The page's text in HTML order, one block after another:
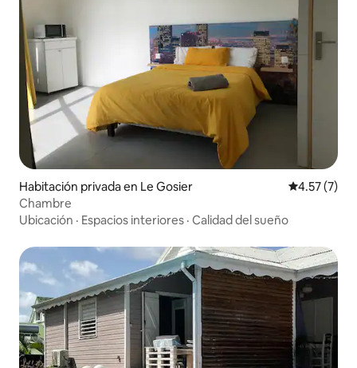
Habitación privada en Le Gosier Calificación
4.57 (7)
Chambre
Ubicación · Espacios interiores · Calidad del sueño